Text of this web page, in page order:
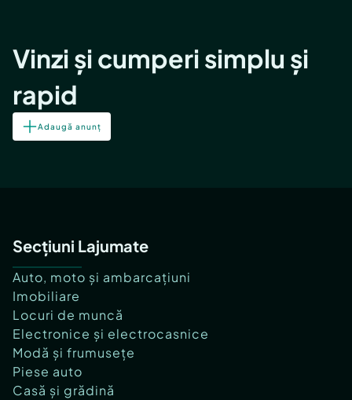
Vinzi și cumperi simplu și
rapid
Adaugă anunț
Secțiuni Lajumate
Auto, moto și ambarcațiuni
Imobiliare
Locuri de muncă
Electronice și electrocasnice
Modă și frumusețe
Piese auto
Casă și grădină